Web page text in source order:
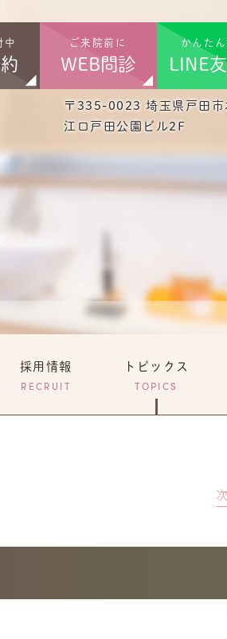
中 ご来院前に
WEB問診
かんた
LINE
〒335-0023 埼玉県戸田
江口戸田公園ビル2F
採用情報
RECRUIT
トピックス
TOPICS